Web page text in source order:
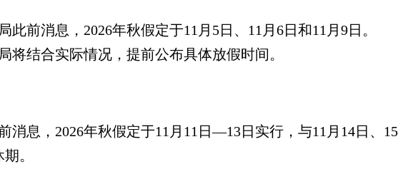
前消息，2026年秋假定于11月5日、11月6日和11月9日。
将结合实际情况，提前公布具体放假时间。
息，2026年秋假定于11月11日—13日实行，与11月14日、15
。